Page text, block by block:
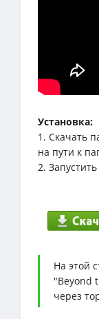
Установка:
1. Скачать
на пути к
2.
На этой
"Beyond
через